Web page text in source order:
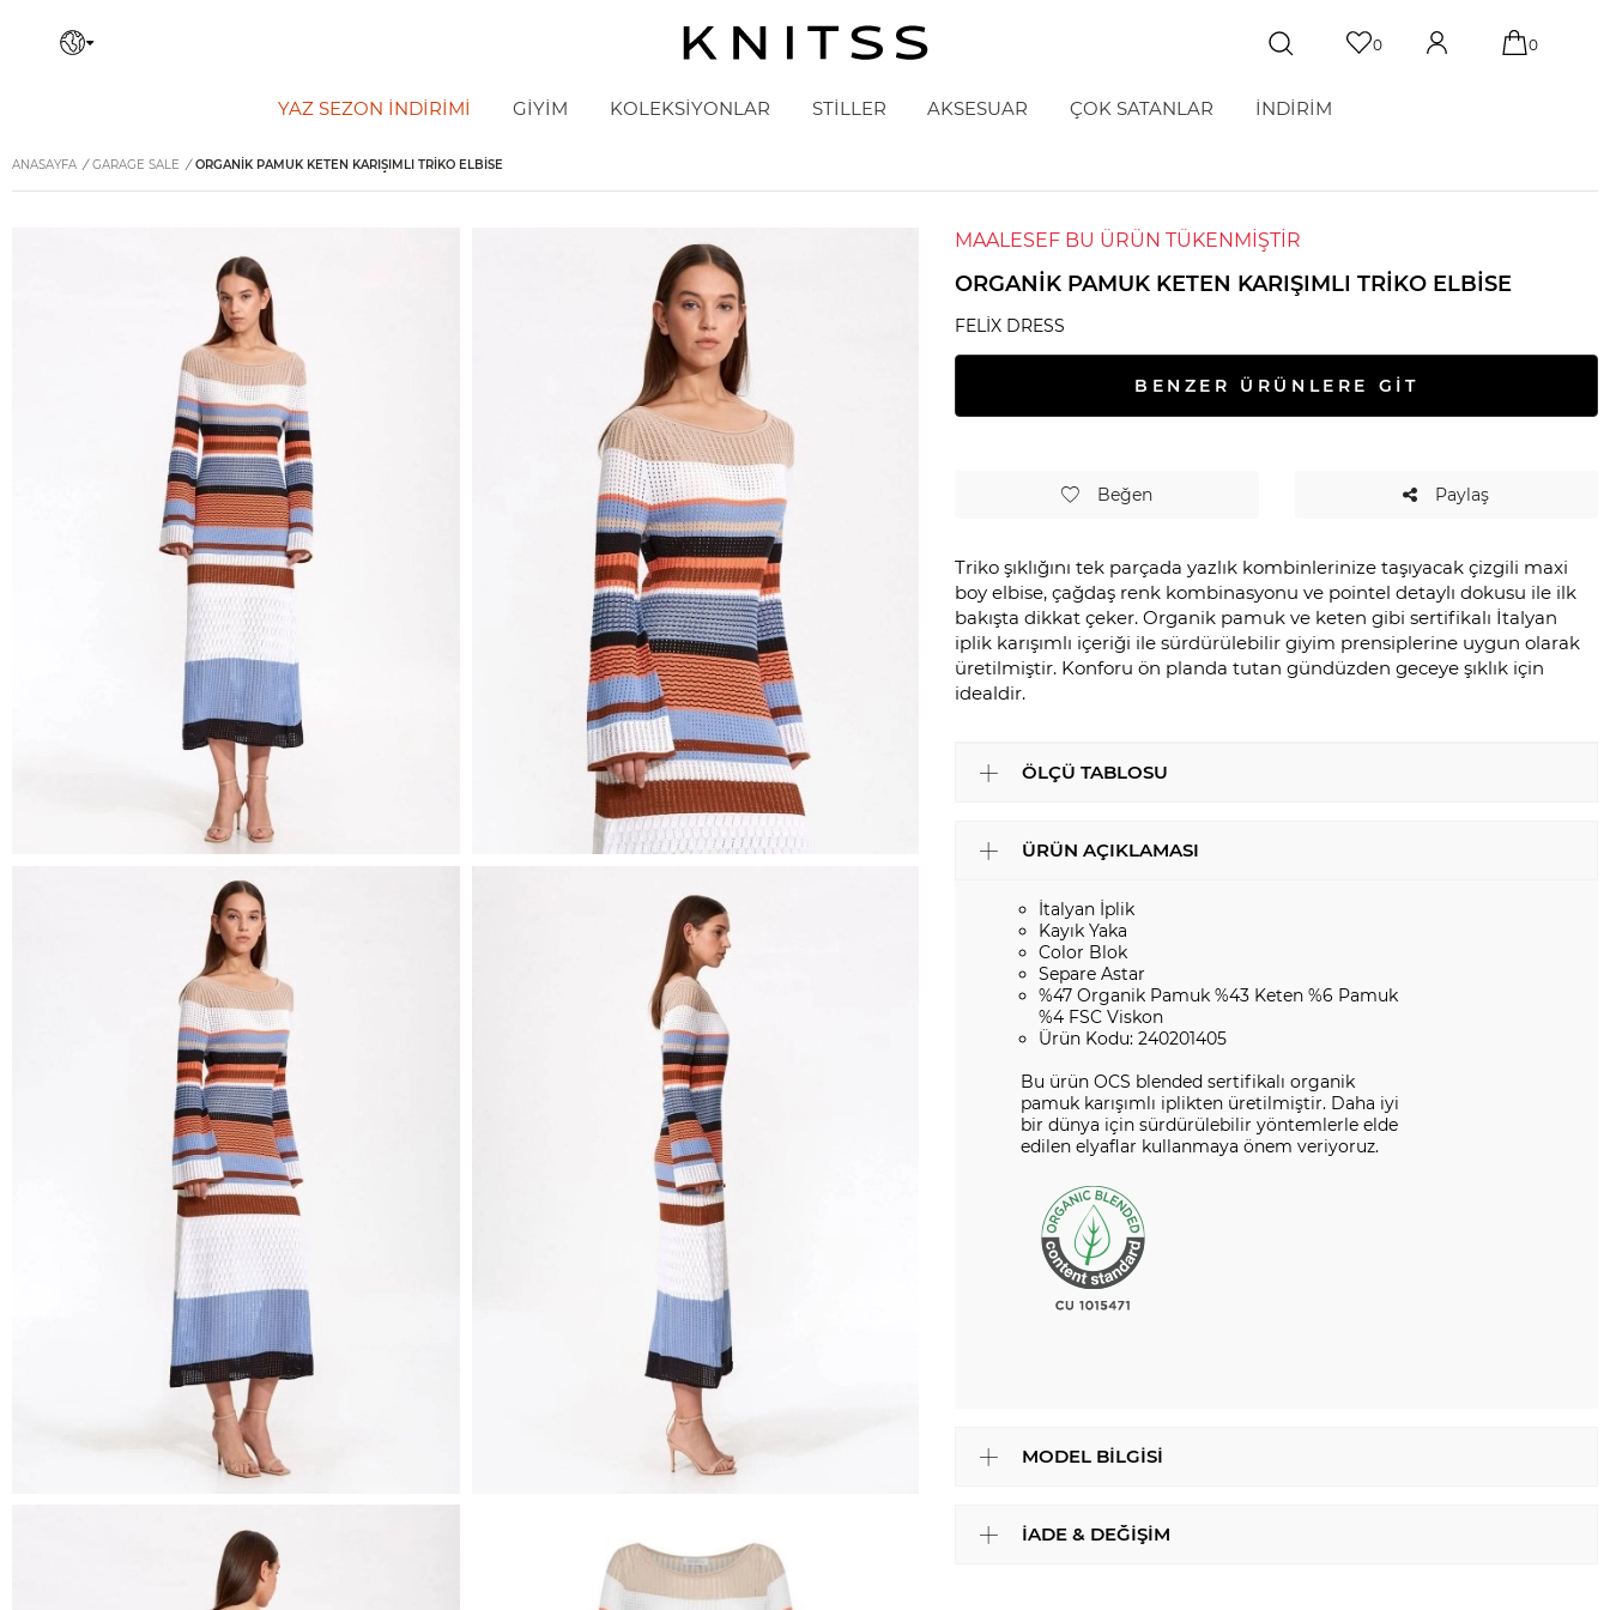
0 0
YAZ SEZON İNDIRIMI GİYİM KOLEKSİYONLAR STİLLER AKSESUAR ÇOK SATANLAR İNDİRİM
ANASAYFA / GARAGE SALE / ORGANIK PAMUK KETEN KARIŞIMLI TRIKO ELBISE
MAALESEF BU ÜRÜN TÜKENMİŞTİR
ORGANIK PAMUK KETEN KARIŞIMLI TRIKO ELBISE
FELIX DRESS
BENZER ÜRÜNLERE GİT
Beğen Paylaş
Triko şıklığını tek parçada yazlık kombinlerinize taşıyacak çizgili maxi
boy elbise, çağdaş renk kombinasyonu ve pointel detaylı dokusu ile ilk
bakışta dikkat çeker. Organik pamuk ve keten gibi sertifikalı İtalyan
iplik karışımlı içeriği ile sürdürülebilir giyim prensiplerine uygun olarak
üretilmiştir. Konforu ön planda tutan gündüzden geceye şıklık için
idealdir.
ÖLÇÜ TABLOSU
ÜRÜN AÇIKLAMASI
İtalyan İplik
Kayık Yaka
Color Blok
Separe Astar
%47 Organik Pamuk %43 Keten %6 Pamuk
%4 FSC Viskon
Ürün Kodu: 240201405
Bu ürün OCS blended sertifikalı organik
pamuk karışımlı iplikten üretilmiştir. Daha iyi
bir dünya için sürdürülebilir yöntemlerle elde
edilen elyaflar kullanmaya önem veriyoruz.
MODEL BILGISI
İADE & DEĞIŞIM